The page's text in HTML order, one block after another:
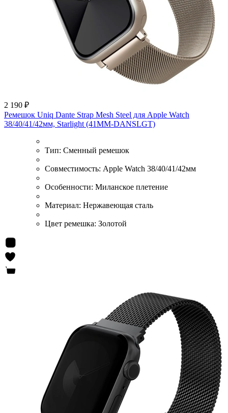
2 190 ₽
Ремешок Uniq Dante Strap Mesh Steel для Apple Watch
38/40/41/42мм, Starlight (41MM-DANSLGT)
Тип: Сменный ремешок
Совместимость: Apple Watch 38/40/41/42мм
Особенности: Миланское плетение
Материал: Нержавеющая сталь
Цвет ремешка: Золотой